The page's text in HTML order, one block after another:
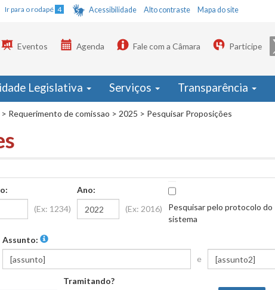
Ir para o rodapé 4 Acessibilidade Alto contraste Mapa do site
Eventos Agenda Fale com a Câmara Participe
Legislativa Serviços Transparência
> Requerimento de comissao > 2025 > Pesquisar Proposições
(Ex: 1234)
Ano:
(Ex: 2016)
Pesquisar pelo protocolo do
sistema
Assunto:
e
Tramitando?